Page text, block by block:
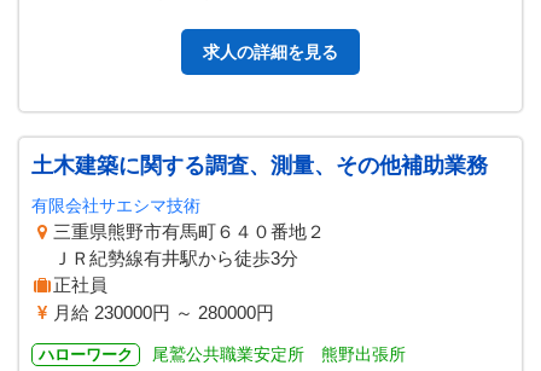
求人の詳細を見る
土木建築に関する調査、測量、その他補助業務
有限会社サエシマ技術
三重県熊野市有馬町６４０番地２
ＪＲ紀勢線有井駅から徒歩3分
正社員
月給 230000円 ～ 280000円
ハローワーク 尾鷲公共職業安定所 熊野出張所